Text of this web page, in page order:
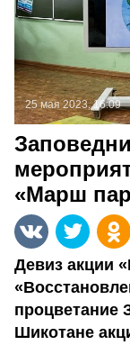
25 мая 2023, 16:09
«Марш
Девиз акции
процветание
Шикотане